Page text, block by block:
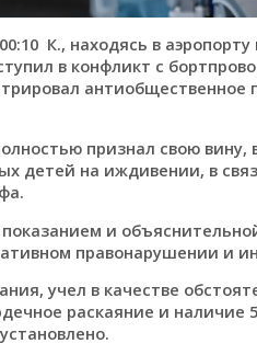
К., находясь в
в конфликт с
антиобщественное
признал свою
детей на иждивении, в
и
правонарушении и
учел в качестве
раскаяние и
установлено.